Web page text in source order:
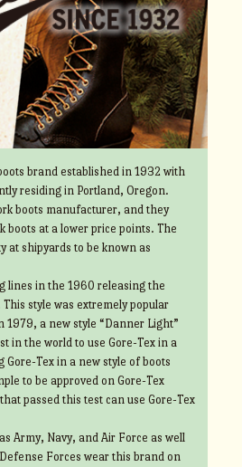
brand established in 1932 with
residing in Portland, Oregon.
boots manufacturer, and they
boots at a lower price points. The
at shipyards to be known as
lines in the 1960 releasing the
style was extremely popular
1979, a new style “Danner Light”
in the world to use Gore-Tex in a
Gore-Tex in a new style of boots
to be approved on Gore-Tex
passed this test can use Gore-Tex
Army, Navy, and Air Force as well
Forces wear this brand on